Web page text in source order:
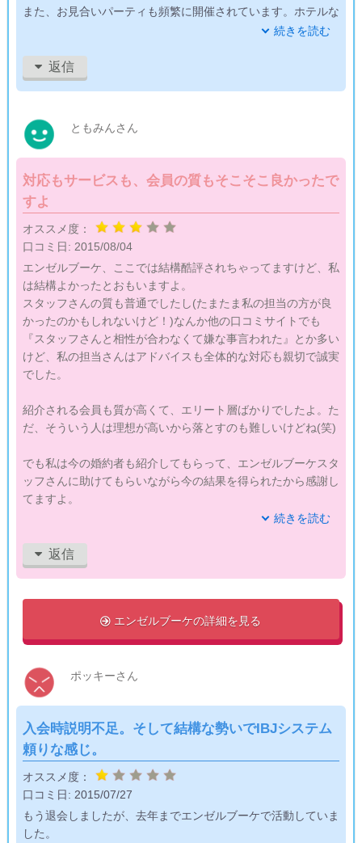
また、お見合いパーティも頻繁に開催されています。ホテルな
どの落ち着いた雰囲気でのパーティで、スタッフさんも気配り
婚活で希望条件がたくさんあるくせに、行動力があまりない私
まだ入会して2ヶ月くらいなので、気合入れて頑張りたいと思
います！
続きを読む
返信
ともみんさん
対応もサービスも、会員の質もそこそこ良かったで
すよ
オススメ度：
口コミ日: 2015/08/04
エンゼルブーケ、ここでは結構酷評されちゃってますけど、私
は結構よかったとおもいますよ。
スタッフさんの質も普通でしたし(たまたま私の担当の方が良
かったのかもしれないけど！)なんか他の口コミサイトでも
『スタッフさんと相性が合わなくて嫌な事言われた』とか多い
けど、私の担当さんはアドバイスも全体的な対応も親切で誠実
でした。
紹介される会員も質が高くて、エリート層ばかりでしたよ。た
だ、そういう人は理想が高いから落とすのも難しいけどね(笑)
でも私は今の婚約者も紹介してもらって、エンゼルブーケスタ
ッフさんに助けてもらいながら今の結果を得られたから感謝し
てますよ。
ただちょっと、月会費がもう少し支払いやすい金額だとうれし
月々の支払いっていちいちきにしてないけど、冷静に計算して
みると結構な金額になってるものなので…
すくしてくれるといいなぁ〜って思いました。
続きを読む
返信
 エンゼルブーケの詳細を見る
ポッキーさん
入会時説明不足。そして結構な勢いでIBJシステム
頼りな感じ。
オススメ度：
口コミ日: 2015/07/27
もう退会しましたが、去年までエンゼルブーケで活動していま
した。